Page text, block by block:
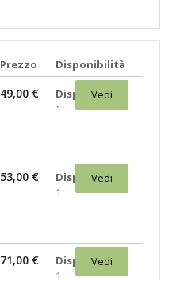
Prezzo Disponibilità
49,00 €
Disponibili:
1
Vedi
53,00 €
Disponibili:
1
Vedi
71,00 €
Disponibili:
1
Vedi